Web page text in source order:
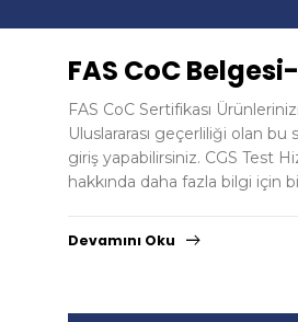
FAS CoC
FAS CoC Sertifikası
Uluslararası geçerliliği olan
giriş yapabilirsiniz. CGS Test
hakkında daha fazla bilgi için
Devamını Oku